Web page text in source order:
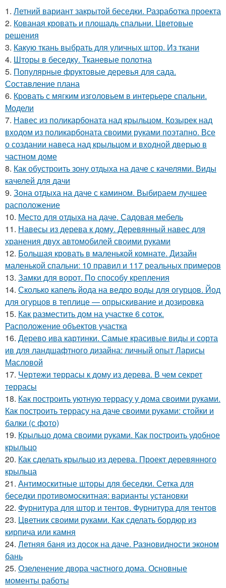
1. Летний вариант закрытой беседки. Разработка проекта
2. Кованая кровать и площадь спальни. Цветовые
решения
3. Какую ткань выбрать для уличных штор. Из ткани
4. Шторы в беседку. Тканевые полотна
5. Популярные фруктовые деревья для сада.
Составление плана
6. Кровать с мягким изголовьем в интерьере спальни.
Модели
7. Навес из поликарбоната над крыльцом. Козырек над
входом из поликарбоната своими руками поэтапно. Все
о создании навеса над крыльцом и входной дверью в
частном доме
8. Как обустроить зону отдыха на даче с качелями. Виды
качелей для дачи
9. Зона отдыха на даче с камином. Выбираем лучшее
расположение
10. Место для отдыха на даче. Садовая мебель
11. Навесы из дерева к дому. Деревянный навес для
хранения двух автомобилей своими руками
12. Большая кровать в маленькой комнате. Дизайн
маленькой спальни: 10 правил и 117 реальных примеров
13. Замки для ворот. По способу крепления
14. Сколько капель йода на ведро воды для огурцов. Йод
для огурцов в теплице — опрыскивание и дозировка
15. Как разместить дом на участке 6 соток.
Расположение объектов участка
16. Дерево ива картинки. Самые красивые виды и сорта
ив для ландшафтного дизайна: личный опыт Ларисы
Масловой
17. Чертежи террасы к дому из дерева. В чем секрет
террасы
18. Как построить уютную террасу у дома своими руками.
Как построить террасу на даче своими руками: стойки и
балки (с фото)
19. Крыльцо дома своими руками. Как построить удобное
крыльцо
20. Как сделать крыльцо из дерева. Проект деревянного
крыльца
21. Антимоскитные шторы для беседки. Сетка для
беседки противомоскитная: варианты установки
22. Фурнитура для штор и тентов. Фурнитура для тентов
23. Цветник своими руками. Как сделать бордюр из
кирпича или камня
24. Летняя баня из досок на даче. Разновидности эконом
бань
25. Озеленение двора частного дома. Основные
моменты работы